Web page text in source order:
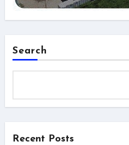
Search
Recent Posts